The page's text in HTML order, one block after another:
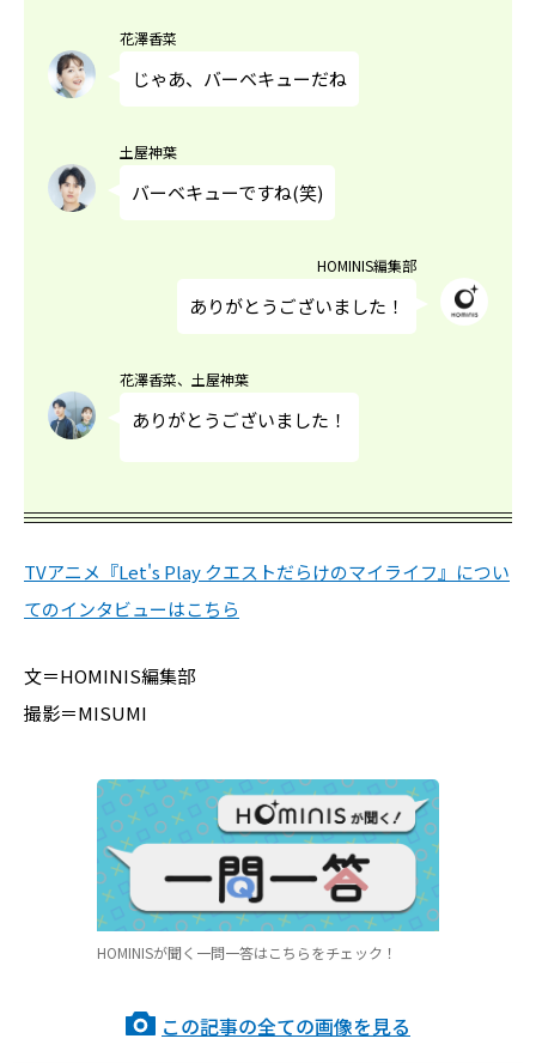
花澤香菜
じゃあ、バーベキューだね
土屋神葉
バーベキューですね(笑)
HOMINIS編集部
ありがとうございました！
花澤香菜、土屋神葉
ありがとうございました！
TVアニメ『Let's Play クエストだらけのマイライフ』につい
てのインタビューはこちら
文＝HOMINIS編集部
撮影＝MISUMI
HOMINISが聞く一問一答はこちらをチェック！
この記事の全ての画像を見る